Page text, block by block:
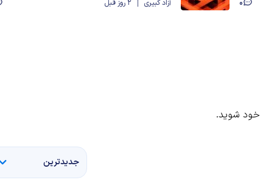
آزاد کبیری 2 روز قبل
خود شوید.
جدیدترین